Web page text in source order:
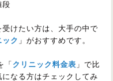
段
けたい方は、大手の中で
ック 」がおすすめです。
「 クリニック料金表 」で比
なる方はチェックしてみ